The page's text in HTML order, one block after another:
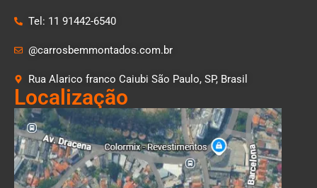
Tel: 11 91442-6540
@carrosbemmontados.com.br
Rua Alarico franco Caiubi São Paulo, SP, Brasil
Localização